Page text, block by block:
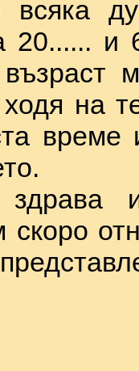
всяка
20...... и
на
време
скоро